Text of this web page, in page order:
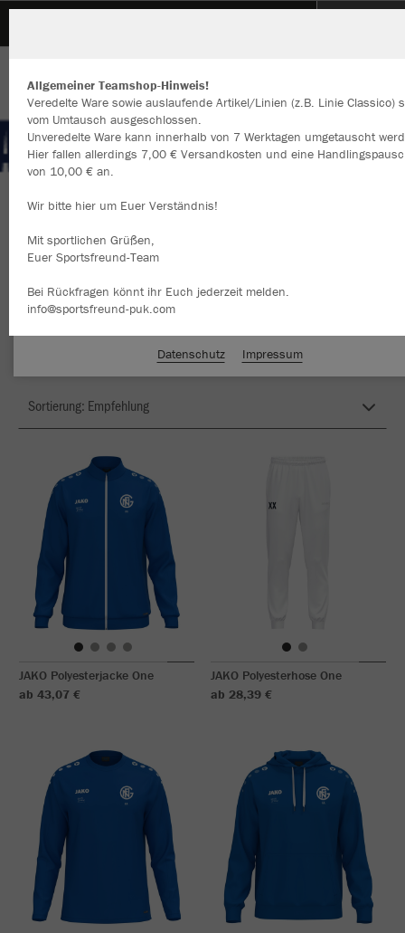
Herzlich Willkommen im Teamshop FC
Germania 09 Niederrodenbach
JAKO Polyesterjacke One
ab 43,07 €
JAKO Polyesterhose One
ab 28,39 €
Allgemeiner Teamshop-Hinweis!
Veredelte Ware sowie auslaufende Artikel/Linien (z.B. Linie Classico)
vom Umtausch ausgeschlossen.
Unveredelte Ware kann innerhalb von 7 Werktagen umgetauscht
Hier fallen allerdings 7,00 € Versandkosten und eine
von 10,00 € an.
Wir bitte hier um Euer Verständnis!
Mit sportlichen Grüßen,
Euer Sportsfreund-Team
Bei Rückfragen könnt ihr Euch jederzeit melden.
info@sportsfreund-puk.com
Wir verwenden Cookies
Durch die Analyse der Besucherdaten können wir dir personalisierte
zu den Cookies findest Du in den Einstellungen.
Alle ablehnen
Datenschutz
Impressum